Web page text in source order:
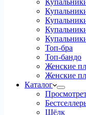
Топ-бра
Топ-бандо
Женские
Женские
Каталог
Шёлк